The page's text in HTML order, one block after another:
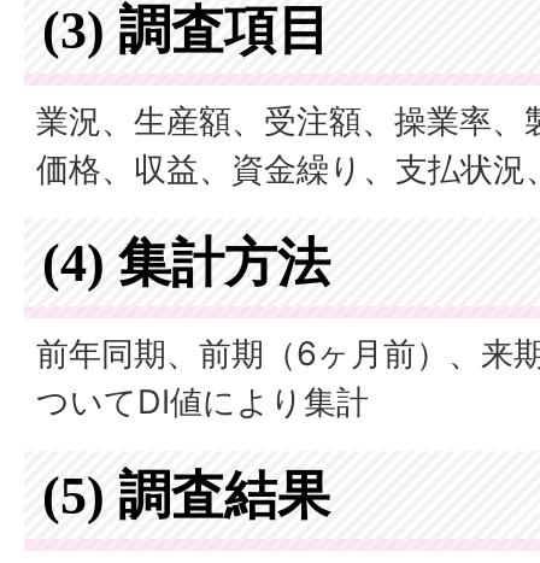
(3) 調査項目
業況、生産額、受注額、操業率、
価格、収益、資金繰り、支払状況
(4) 集計方法
前年同期、前期（6ヶ月前）、来
ついてDI値により集計
(5) 調査結果